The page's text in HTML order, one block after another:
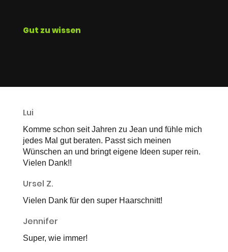
Gut zu wissen
Lui
Komme schon seit Jahren zu Jean und fühle mich
jedes Mal gut beraten. Passt sich meinen
Wünschen an und bringt eigene Ideen super rein.
Vielen Dank!!
Ursel Z.
Vielen Dank für den super Haarschnitt!
Jennifer
Super, wie immer!